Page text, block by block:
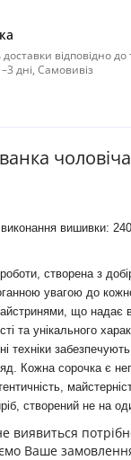
доставки відповідно
дні, Самовивіз
виконання вишивки:
створена з
увагою до
що надає
та унікального
техніки
Кожна сорочка є
створений не на
виявиться
Ваше